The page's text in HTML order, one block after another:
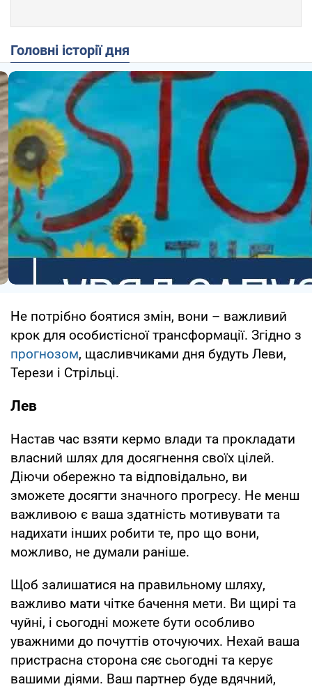
Головні історії дня
Не потрібно боятися змін, вони – важливий
крок для особистісної трансформації. Згідно з
прогнозом, щасливчиками дня будуть Леви,
Терези і Стрільці.
Лев
Настав час взяти кермо влади та прокладати
власний шлях для досягнення своїх цілей.
Діючи обережно та відповідально, ви
зможете досягти значного прогресу. Не менш
важливою є ваша здатність мотивувати та
надихати інших робити те, про що вони,
можливо, не думали раніше.
Щоб залишатися на правильному шляху,
важливо мати чітке бачення мети. Ви щирі та
чуйні, і сьогодні можете бути особливо
уважними до почуттів оточуючих. Нехай ваша
пристрасна сторона сяє сьогодні та керує
вашими діями. Ваш партнер буде вдячний,